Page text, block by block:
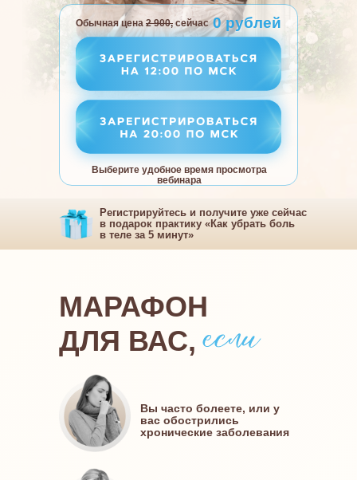
Выберите удобное время просмотра
вебинара
Обычная цена 2 900, сейчас 0 рублей
Регистрируйтесь и получите уже сейчас
в подарок практику «Как убрать боль
в теле за 5 минут»
МАРАФОН
ДЛЯ ВАС,
Вы часто болеете, или у
вас обострились
хронические заболевания